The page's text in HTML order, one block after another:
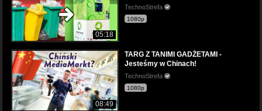
05:18
TechnoStrefa
1080p
08:49
TARG Z TANIMI GADŻETAMI -
Jesteśmy w Chinach!
TechnoStrefa
1080p